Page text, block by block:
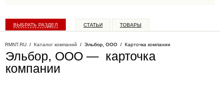
ВЫБРАТЬ РАЗДЕЛ СТАТЬИ ТОВАРЫ
RMNT.RU / Каталог компаний / Эльбор, ООО / Карточка компании
Эльбор, ООО — карточка
компании